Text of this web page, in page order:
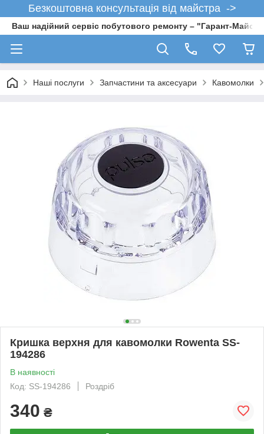
Безкоштовна консультація від майстра ->
Ваш надійний сервіс побутового ремонту – "Гарант-
Наші послуги Запчастини та аксесуари Кавомолки
Кришка верхня для кавомолки Rowenta SS-
194286
В наявності
Код: SS-194286
Роздріб
340 ₴